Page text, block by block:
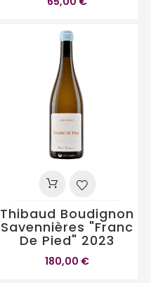
Thibaud Boudignon
Savennières "Franc
De Pied" 2023
180,00 €